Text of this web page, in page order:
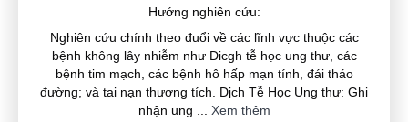
Hướng nghiên cứu:
Nghiên cứu chính theo đuổi về các lĩnh vực thuộc các
bệnh không lây nhiễm như Dicgh tễ học ung thư, các
bệnh tim mạch, các bệnh hô hấp mạn tính, đái tháo
đường; và tai nạn thương tích. Dịch Tễ Học Ung thư: Ghi
nhận ung
Xem thêm